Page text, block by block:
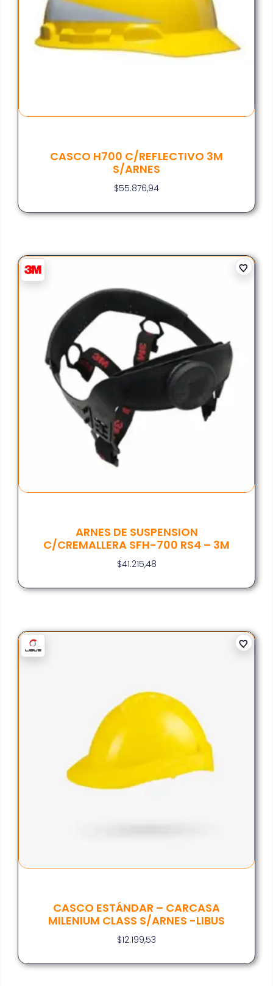
CASCO H700 C/REFLECTIVO 3M
S/ARNES
$55.876,94
ARNES DE SUSPENSION
C/CREMALLERA SFH-700 RS4 – 3M
$41.215,48
CASCO ESTÁNDAR – CARCASA
MILENIUM CLASS S/ARNES -LIBUS
$12.199,53